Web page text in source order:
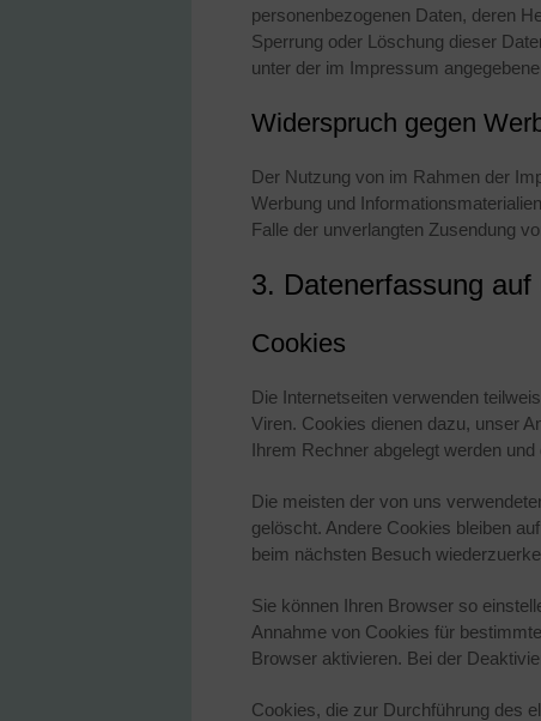
personenbezogenen Daten, deren
Sperrung oder Löschung dieser
unter der im Impressum
Widerspruch gegen
Der Nutzung von im Rahmen der
Werbung und
Falle der unverlangten Zusendung
3. Datenerfassung
Cookies
Die Internetseiten verwenden
Viren. Cookies dienen dazu, unser
Ihrem Rechner abgelegt werden
Die meisten der von uns
gelöscht. Andere Cookies bleiben
beim nächsten Besuch
Sie können Ihren Browser so
Annahme von Cookies für
Browser aktivieren. Bei der
Cookies, die zur Durchführung des